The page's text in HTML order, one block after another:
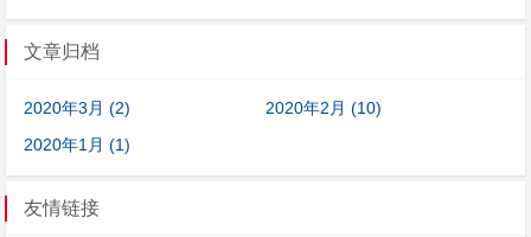
文章归档
2020年3月 (2)
2020年2月 (10)
2020年1月 (1)
友情链接